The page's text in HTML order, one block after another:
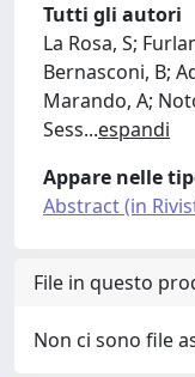
Tutti gli autori
La Rosa, S;
Bernasconi, B;
Marando, A;
Sess...espandi
Appare nelle
Abstract (in
File in questo
Non ci sono file